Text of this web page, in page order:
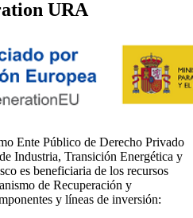
URA
Ente Público de Derecho Privado
Industria, Transición Energética y
es beneficiaria de los recursos
de Recuperación y
y líneas de inversión: